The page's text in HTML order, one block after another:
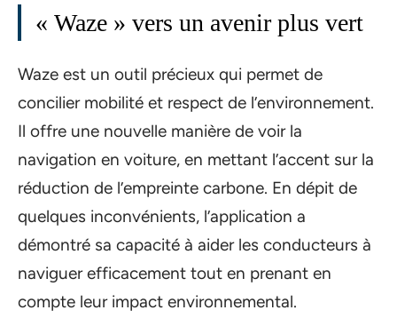
« Waze » vers un avenir plus vert
Waze est un outil précieux qui permet de
concilier mobilité et respect de l’environnement.
Il offre une nouvelle manière de voir la
navigation en voiture, en mettant l’accent sur la
réduction de l’empreinte carbone. En dépit de
quelques inconvénients, l’application a
démontré sa capacité à aider les conducteurs à
naviguer efficacement tout en prenant en
compte leur impact environnemental.